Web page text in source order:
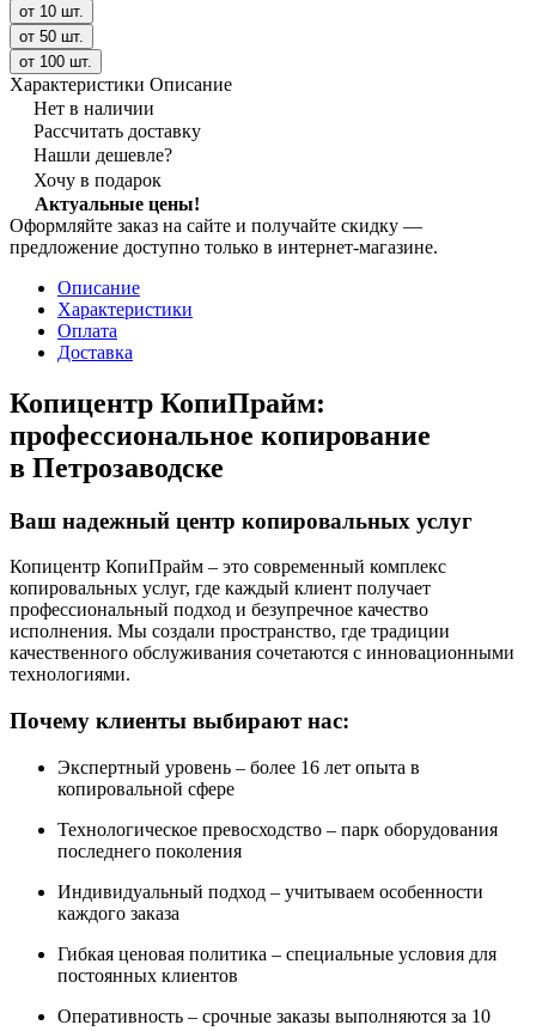
от 10 шт.
от 50 шт.
от 100 шт.
Характеристики Описание
Нет в наличии
Рассчитать доставку
Нашли дешевле?
Хочу в подарок
Актуальные цены!
Оформляйте заказ на сайте и получайте скидку —
предложение доступно только в интернет‑магазине.
Описание
Характеристики
Оплата
Доставка
Копицентр КопиПрайм:
профессиональное копирование
в Петрозаводске
Ваш надежный центр копировальных услуг
Копицентр КопиПрайм – это современный комплекс
копировальных услуг, где каждый клиент получает
профессиональный подход и безупречное качество
исполнения. Мы создали пространство, где традиции
качественного обслуживания сочетаются с инновационными
технологиями.
Почему клиенты выбирают нас:
Экспертный уровень – более 16 лет опыта в
копировальной сфере
Технологическое превосходство – парк оборудования
последнего поколения
Индивидуальный подход – учитываем особенности
каждого заказа
Гибкая ценовая политика – специальные условия для
постоянных клиентов
Оперативность – срочные заказы выполняются за 10